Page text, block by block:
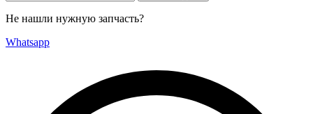
Не нашли нужную запчасть?
Whatsapp